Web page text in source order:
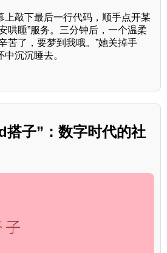
上敲下最后一行代码，顺手点开某
哄睡”服务。三分钟后，一个温柔
苦了，要梦到我哦。”她关掉手
沉沉睡去。
搭子”：数字时代的社